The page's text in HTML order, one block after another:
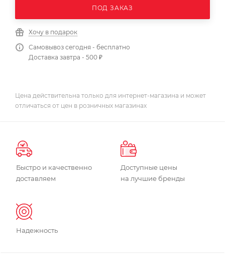
ПОД ЗАКАЗ
Хочу в подарок
Самовывоз сегодня - бесплатно
Доставка завтра - 500 ₽
Цена действительна только для интернет-магазина и может
отличаться от цен в розничных магазинах
Быстро и качественно
доставляем
Доступные цены
на лучшие бренды
Надежность